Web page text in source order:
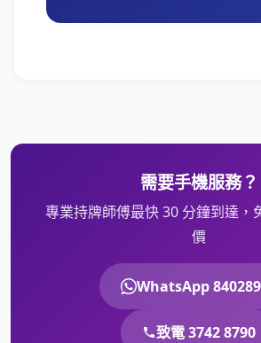
需要手機服務？
專業持牌師傅最快 30 分鐘到達，
價
WhatsApp
致電 3742 8790